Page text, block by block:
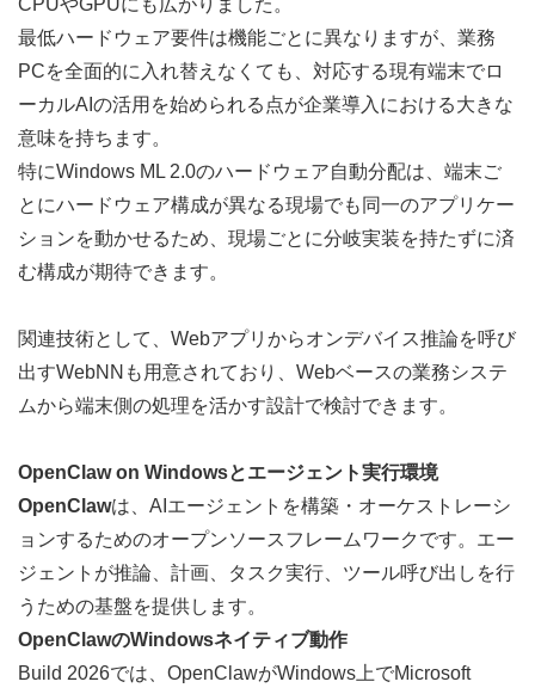
最低ハードウェア要件は機能ごとに異なりますが、業務
PCを全面的に入れ替えなくても、対応する現有端末でロ
ーカルAIの活用を始められる点が企業導入における大きな
意味を持ちます。
特にWindows ML 2.0のハードウェア自動分配は、端末ご
とにハードウェア構成が異なる現場でも同一のアプリケー
ションを動かせるため、現場ごとに分岐実装を持たずに済
む構成が期待できます。
関連技術として、Webアプリからオンデバイス推論を呼び
出すWebNN も用意されており、Webベースの業務システ
ムから端末側の処理を活かす設計で検討できます。
OpenClaw on Windowsとエージェント実行環境
OpenClawは、AIエージェントを構築・オーケストレーシ
ョンするためのオープンソースフレームワークです。エー
ジェントが推論、計画、タスク実行、ツール呼び出しを行
うための基盤を提供します。
OpenClawのWindowsネイティブ動作
Build 2026では、OpenClawがWindows上でMicrosoft